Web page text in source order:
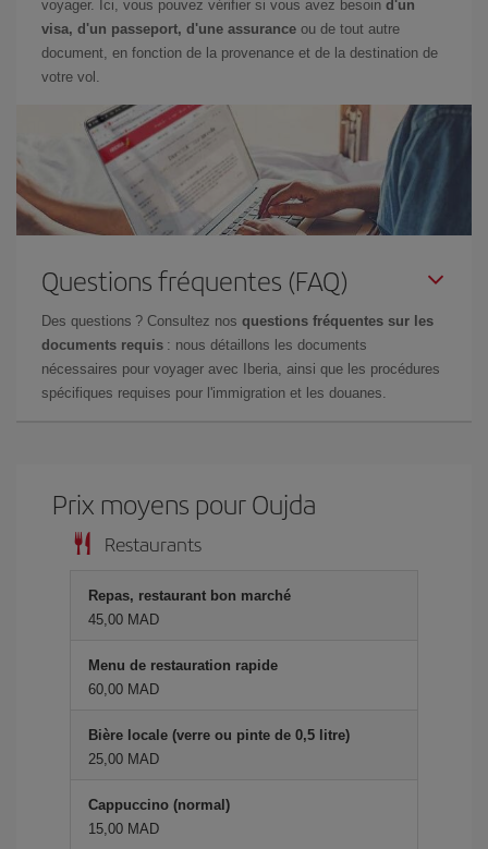
voyager. Ici, vous pouvez vérifier si vous avez besoin d'un
visa, d'un passeport, d'une assurance ou de tout autre
document, en fonction de la provenance et de la destination de
votre vol.
Questions fréquentes (FAQ)
Des questions ? Consultez nos questions fréquentes sur les
documents requis : nous détaillons les documents
nécessaires pour voyager avec Iberia, ainsi que les procédures
spécifiques requises pour l'immigration et les douanes.
Prix ​​moyens pour Oujda
Restaurants
Repas, restaurant bon marché
45,00 MAD
Menu de restauration rapide
60,00 MAD
Bière locale (verre ou pinte de 0,5 litre)
25,00 MAD
Cappuccino (normal)
15,00 MAD